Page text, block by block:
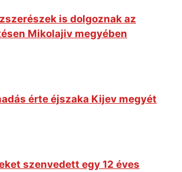
is dolgoznak az
Mikolajiv megyében
érte éjszaka Kijev megyét
szenvedett egy 12 éves